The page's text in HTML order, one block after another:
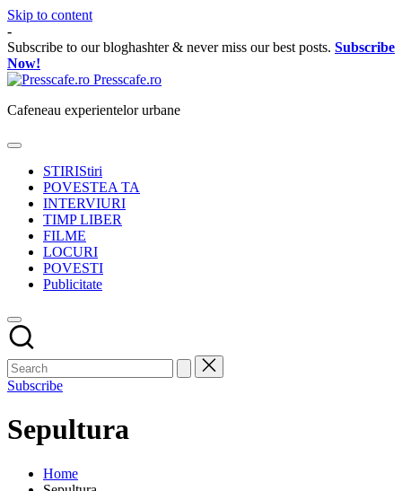
Skip to content
-
Subscribe to our bloghashter & never miss our best posts. Subscribe
Now!
Presscafe.ro
Cafeneau experientelor urbane
STIRIStiri
POVESTEA TA
INTERVIURI
TIMP LIBER
FILME
LOCURI
POVESTI
Publicitate
Subscribe
Sepultura
Home